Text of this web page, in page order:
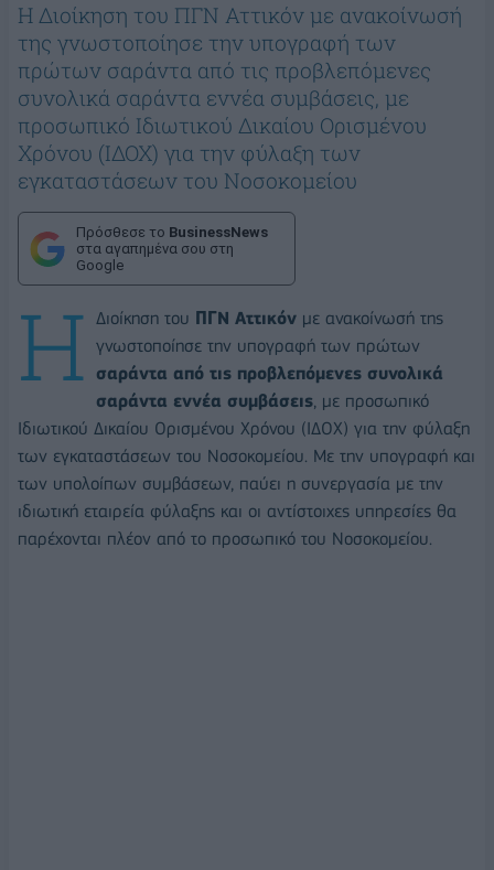
Η Διοίκηση του ΠΓΝ Αττικόν με ανακοίνωσή
της γνωστοποίησε την υπογραφή των
πρώτων σαράντα από τις προβλεπόμενες
συνολικά σαράντα εννέα συμβάσεις, με
προσωπικό Ιδιωτικού Δικαίου Ορισμένου
Χρόνου (ΙΔΟΧ) για την φύλαξη των
εγκαταστάσεων του Νοσοκομείου
Πρόσθεσε το BusinessNews
στα αγαπημένα σου στη
Google
Η Διοίκηση του ΠΓΝ Αττικόν με ανακοίνωσή της
γνωστοποίησε την υπογραφή των πρώτων
σαράντα από τις προβλεπόμενες συνολικά
σαράντα εννέα συμβάσεις , με προσωπικό
Ιδιωτικού Δικαίου Ορισμένου Χρόνου (ΙΔΟΧ) για την φύλαξη
των εγκαταστάσεων του Νοσοκομείου. Με την υπογραφή και
των υπολοίπων συμβάσεων, παύει η συνεργασία με την
ιδιωτική εταιρεία φύλαξης και οι αντίστοιχες υπηρεσίες θα
παρέχονται πλέον από το προσωπικό του Νοσοκομείου.